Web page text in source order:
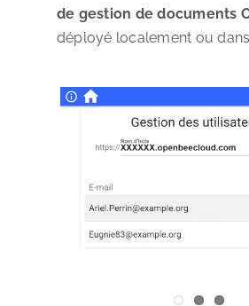
de gestion de documents
déployé localement ou